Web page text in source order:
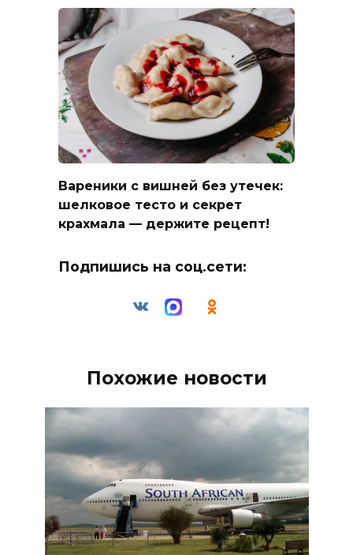
Вареники с вишней без утечек:
шелковое тесто и секрет
крахмала — держите рецепт!
Подпишись на соц.сети:
Похожие новости